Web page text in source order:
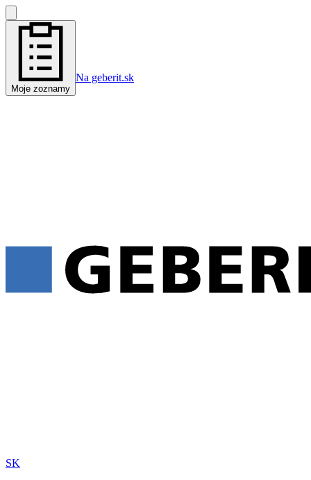
Moje zoznamy
Na geberit.sk
SK